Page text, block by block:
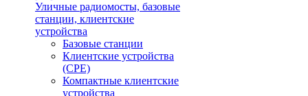
Уличные радиомосты, базовые
станции, клиентские
устройства
Базовые станции
Клиентские устройства
(CPE)
Компактные клиентские
устройства